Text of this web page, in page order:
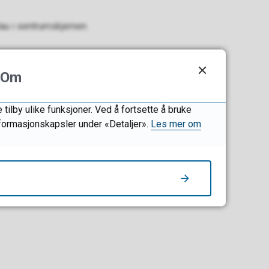
i sentrumskjernen.
har foreløpig ikke
innført forbud på utvalgte
Om
ulike funksjoner. Ved å fortsette å bruke
under «Detaljer». Les mer om